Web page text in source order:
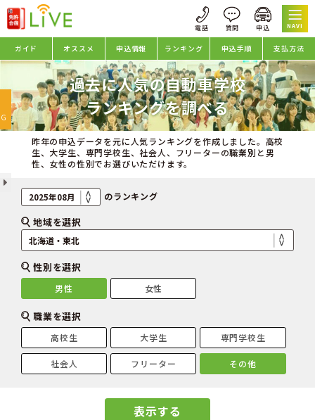
NAVI
ガイド オススメ 申込情報 ランキング 申込手順 支払方法
過去に人気の自動車学校
ランキングを調べる
昨年の申込データを元に人気ランキングを作成しました。高校
生、大学生、専門学校生、社会人、フリーターの職業別と男
性、女性の性別でお選びいただけます。
のランキング
地域を選択
性別を選択
男性 女性
職業を選択
高校生 大学生 専門学校生
社会人 フリーター その他
表示する